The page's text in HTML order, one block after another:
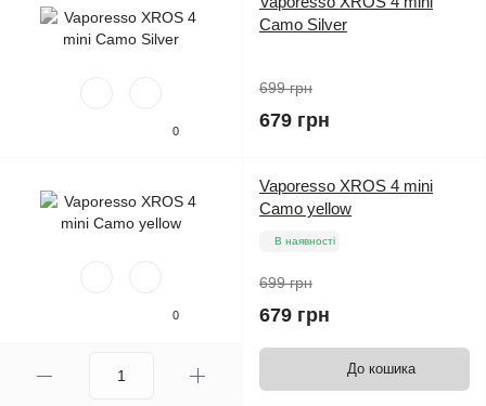
0
Camo Silver
699 грн
679 грн
0
Vaporesso XROS 4 mini
Camo yellow
В наявності
699 грн
679 грн
До кошика